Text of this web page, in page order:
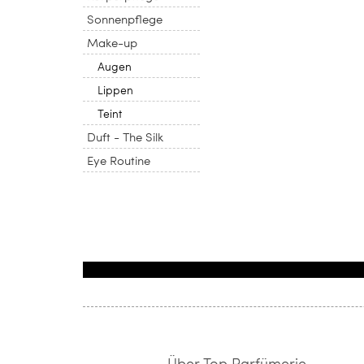
Sonnenpflege
Make-up
Augen
Lippen
Teint
Duft - The Silk
Eye Routine